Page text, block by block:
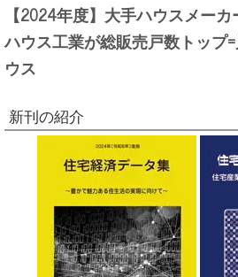
【2024年度】大手ハウスメー
ハウス工業が総販売戸数トップ
ウス
新刊の紹介